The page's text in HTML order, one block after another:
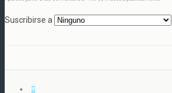
Suscribirse a